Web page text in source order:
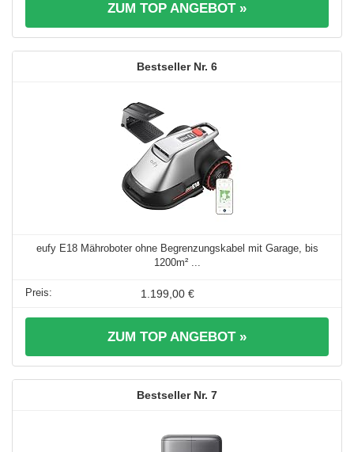
ZUM TOP ANGEBOT »
6
eufy E18 Mähroboter ohne Begrenzungskabel mit Garage, bis
1200m² ...
1.199,00 €
ZUM TOP ANGEBOT »
7